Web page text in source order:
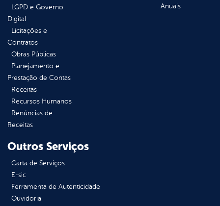
LGPD e Governo
Digital
Licitações e
Contratos
Obras Públicas
Planejamento e
Prestação de Contas
Receitas
Recursos Humanos
Renúncias de
Receitas
Anuais
Outros Serviços
Carta de Serviços
E-sic
Ferramenta de Autenticidade
Ouvidoria